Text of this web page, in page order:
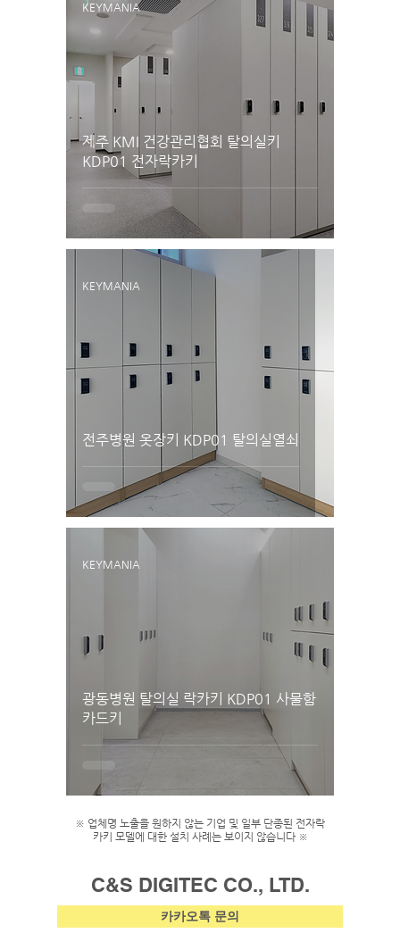
제주 KMI 건강관리협회 탈의실키
KDP01 전자락카키
KEYMANIA
전주병원 옷장키 KDP01 탈의실열쇠
KEYMANIA
광동병원 탈의실 락카키 KDP01 사물함
카드키
KEYMANIA
※ 업체명 노출을 원하지 않는 기업 및 일부 단종된 전자락
카키 모델에 대한 설치 사례는 보이지 않습니다 ※
C&S DIGITEC CO., LTD.
카카오톡 문의